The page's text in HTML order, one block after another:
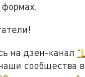
на дзен-канал
наши сообщества